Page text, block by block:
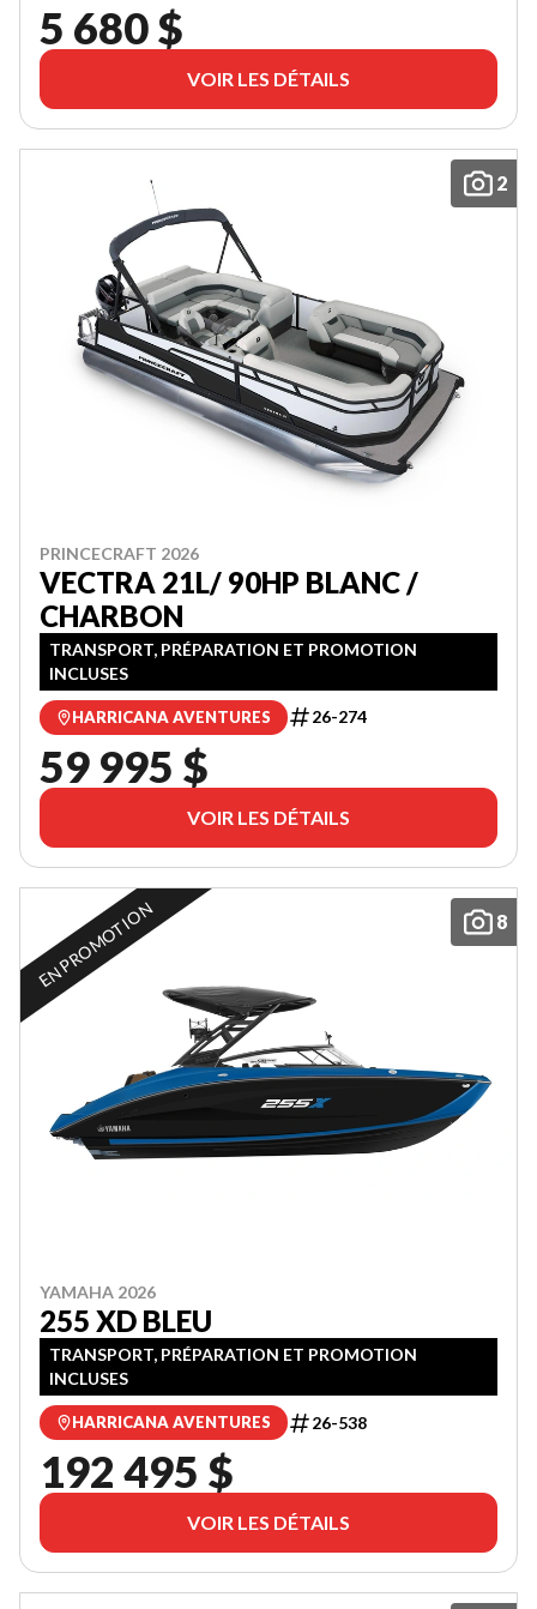
5 680 $
VOIR LES DÉTAILS
2
PRINCECRAFT 2026
VECTRA 21L/ 90HP BLANC /
CHARBON
TRANSPORT, PRÉPARATION ET PROMOTION
INCLUSES
HARRICANA AVENTURES 26-274
59 995 $
VOIR LES DÉTAILS
8
EN PROMOTION
YAMAHA 2026
255 XD BLEU
TRANSPORT, PRÉPARATION ET PROMOTION
INCLUSES
HARRICANA AVENTURES 26-538
192 495 $
VOIR LES DÉTAILS